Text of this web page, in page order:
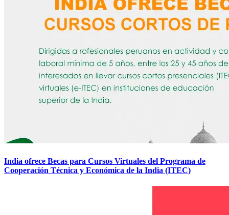
India ofrece Becas para Cursos Virtuales del Programa de
Cooperación Técnica y Económica de la India (ITEC)